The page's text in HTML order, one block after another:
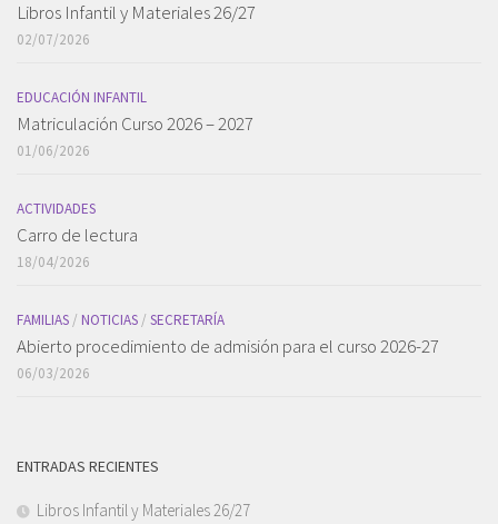
Libros Infantil y Materiales 26/27
02/07/2026
EDUCACIÓN INFANTIL
Matriculación Curso 2026 – 2027
01/06/2026
ACTIVIDADES
Carro de lectura
18/04/2026
FAMILIAS / NOTICIAS / SECRETARÍA
Abierto procedimiento de admisión para el curso 2026-27
06/03/2026
ENTRADAS RECIENTES
Libros Infantil y Materiales 26/27